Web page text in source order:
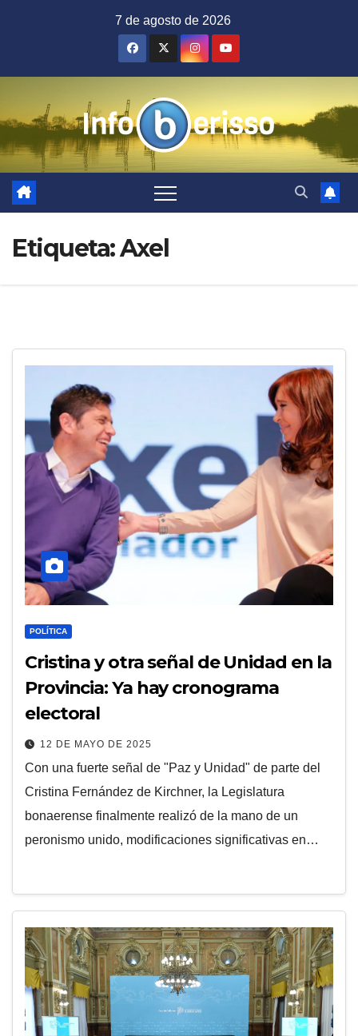
7 de agosto de 2026
Etiqueta:Axel
POLÍTICA
Cristina y otra señal de Unidad en la
Provincia: Ya hay cronograma
electoral
12 DE MAYO DE 2025
Con una fuerte señal de "Paz y Unidad" de parte del
Cristina Fernández de Kirchner, la Legislatura
bonaerense finalmente realizó de la mano de un
peronismo unido, modificaciones significativas en…